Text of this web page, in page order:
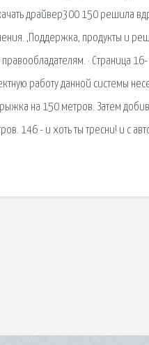
драйвер300 150 решила
,Поддержка, продукты и
· Страница 16-
работу данной системы
на 150 метров. Затем
146 - и хоть ты тресни! и с